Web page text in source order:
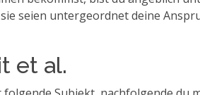
seien untergeordnet deine
et al.